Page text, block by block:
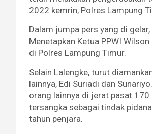
2022 kemrin, Polres Lampung
Dalam jumpa pers yang di
Menetapkan Ketua PPWI
di Polres Lampung Timur.
Selain Lalengke, turut
lainnya, Edi Suriadi dan
orang lainnya di jerat pasat 170
tersangka sebagai tindak
tahun penjara.